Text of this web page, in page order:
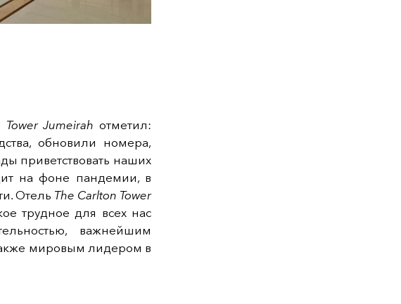
Tower Jumeirah отметил:
обновили номера,
приветствовать наших
на фоне пандемии, в
Отель The Carlton Tower
трудное для всех нас
важнейшим
мировым лидером в